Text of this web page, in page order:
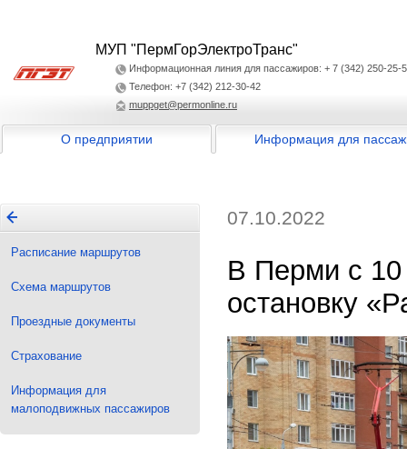
МУП "ПермГорЭлектроТранс"
Информационная линия для пассажиров: + 7 (342) 250-25-
Телефон: +7 (342) 212-30-42
muppget@permonline.ru
О предприятии Информация для
Расписание маршрутов
Схема маршрутов
Проездные документы
Страхование
Информация для
малоподвижных пассажиров
07.10.2022
В Перми с 10
остановку